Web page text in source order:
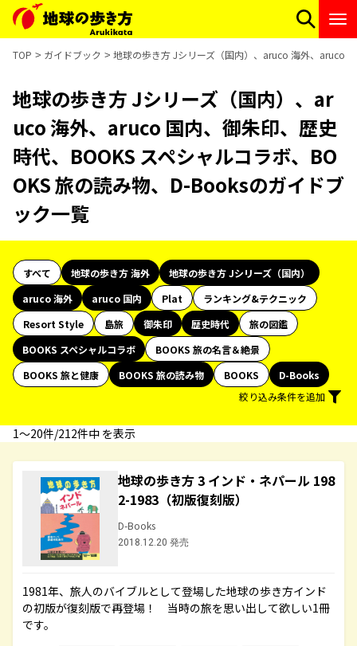
TOP ガイドブック 地球の歩き方 Jシリーズ（国内）、aruco 海外、aruco
地球の歩き方 Jシリーズ（国内）、ar
uco 海外、aruco 国内、御朱印、歴史
時代、BOOKS スペシャルコラボ、BO
OKS 旅の読み物、D-Booksのガイドブ
ック一覧
すべて 地球の歩き方 海外
地球の歩き方 Jシリーズ（国内）
aruco 海外
aruco 国内 Plat
ランキング&テクニック
Resort Style
島旅 御朱印 歴史時代
旅の図鑑
BOOKS スペシャルコラボ
BOOKS 旅の名言＆絶景
BOOKS 旅と健康
BOOKS 旅の読み物 BOOKS
D-Books
絞り込み条件を追加
1〜20件/212件中 を表示
地球の歩き方 3 インド・ネパール 198
2-1983（初版復刻版）
D-Books
2018.12.20 発売
1981年、旅人のバイブルとして登場した地球の歩き方インド
の初版が復刻版で再登場！ 当時の旅を思い出して欲しい1冊
です。